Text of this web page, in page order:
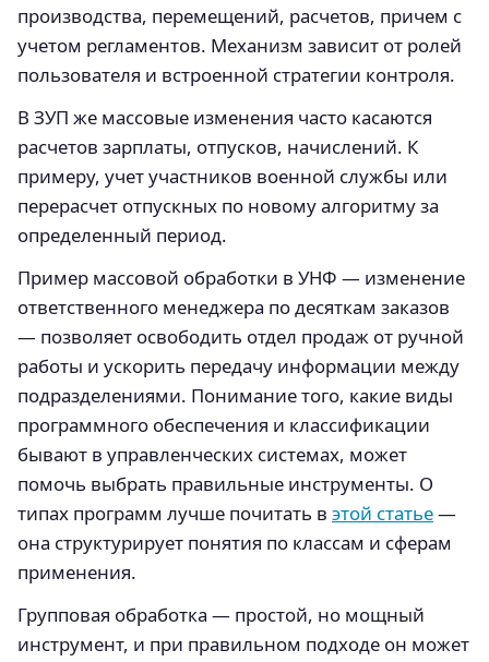
производства, перемещений, расчетов, причем с
учетом регламентов. Механизм зависит от ролей
пользователя и встроенной стратегии контроля.
В ЗУП же массовые изменения часто касаются
расчетов зарплаты, отпусков, начислений. К
примеру, учет участников военной службы или
перерасчет отпускных по новому алгоритму за
определенный период.
Пример массовой обработки в УНФ — изменение
ответственного менеджера по десяткам заказов
— позволяет освободить отдел продаж от ручной
работы и ускорить передачу информации между
подразделениями. Понимание того, какие виды
программного обеспечения и классификации
бывают в управленческих системах, может
помочь выбрать правильные инструменты. О
типах программ лучше почитать в этой статье—
она структурирует понятия по классам и сферам
применения.
Групповая обработка — простой, но мощный
инструмент, и при правильном подходе он может